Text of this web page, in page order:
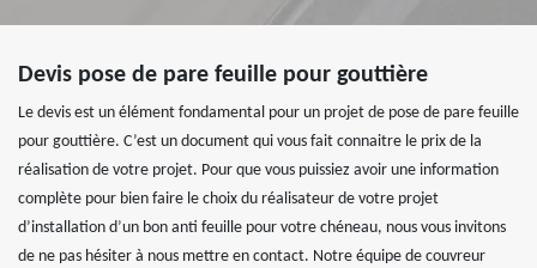
Devis pose de pare feuille pour gouttière
Le devis est un élément fondamental pour un projet de pose de pare feuille
pour gouttière. C’est un document qui vous fait connaitre le prix de la
réalisation de votre projet. Pour que vous puissiez avoir une information
complète pour bien faire le choix du réalisateur de votre projet
d’installation d’un bon anti feuille pour votre chéneau, nous vous invitons
de ne pas hésiter à nous mettre en contact. Notre équipe de couvreur